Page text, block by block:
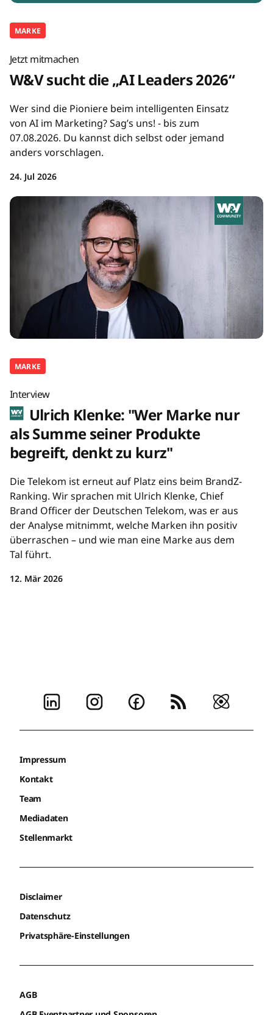
MARKE
Jetzt mitmachen
W&V sucht die „AI Leaders 2026“
Wer sind die Pioniere beim intelligenten Einsatz
von AI im Marketing? Sag’s uns! - bis zum
07.08.2026. Du kannst dich selbst oder jemand
anders vorschlagen.
24. Jul 2026
MARKE
Interview
Ulrich Klenke: "Wer Marke nur
als Summe seiner Produkte
begreift, denkt zu kurz"
Die Telekom ist erneut auf Platz eins beim BrandZ-
Ranking. Wir sprachen mit Ulrich Klenke, Chief
Brand Officer der Deutschen Telekom, was er aus
der Analyse mitnimmt, welche Marken ihn positiv
überraschen – und wie man eine Marke aus dem
Tal führt.
12. Mär 2026
Impressum
Kontakt
Team
Mediadaten
Stellenmarkt
Disclaimer
Datenschutz
Privatsphäre-Einstellungen
AGB